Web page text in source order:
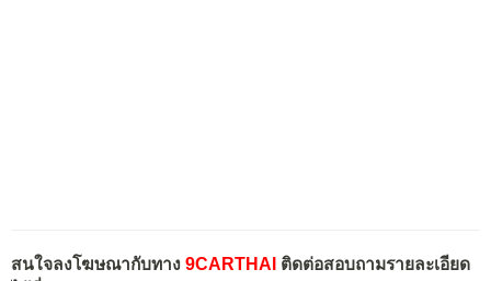
สนใจลงโฆษณากับทาง 9CARTHAI ติดต่อสอบถามรายละเอียด